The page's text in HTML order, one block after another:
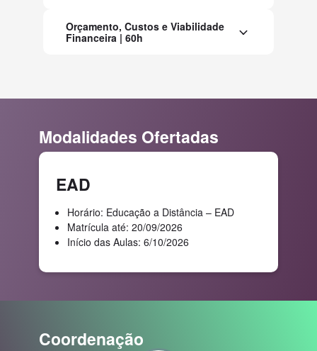
Orçamento, Custos e Viabilidade
Financeira | 60h
Modalidades Ofertadas
EAD
Horário: Educação a Distância – EAD
Matrícula até: 20/09/2026
Início das Aulas: 6/10/2026
Coordenação